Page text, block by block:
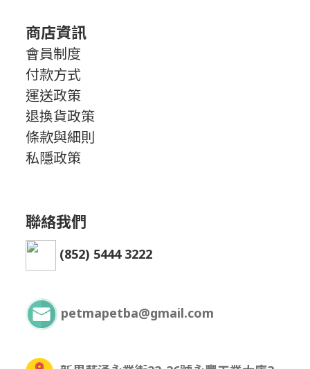
商店資訊
會員制度
付款方式
運送政策
退換貨政策
條款與細則
私隱政策
聯絡我們
(852) 5444 3222
petmapetba@gmail.com